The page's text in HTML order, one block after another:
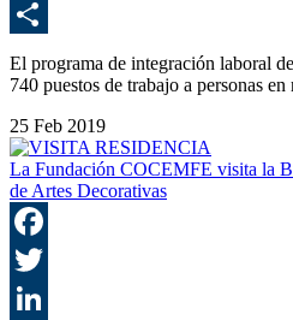
El programa de integración laboral
740 puestos de trabajo a personas
25 Feb 2019
La Fundación COCEMFE visita la
de Artes Decorativas